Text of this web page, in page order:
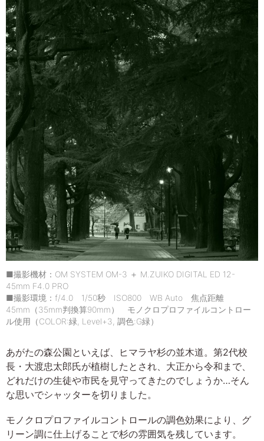
■撮影機材：OM SYSTEM OM-3 ＋ M.ZUIKO DIGITAL ED 12-
45mm F4.0 PRO
■撮影環境：f/4.0 1/50秒 ISO800 WB Auto 焦点距離
45mm（35mm判換算90mm） モノクロプロファイルコントロー
ル使用（COLOR:緑, Level+3, 調色:G緑）
あがたの森公園といえば、ヒマラヤ杉の並木道。第2代校
長・大渡忠太郎氏が植樹したとされ、大正から令和まで、
どれだけの生徒や市民を見守ってきたのでしょうか…そん
な思いでシャッターを切りました。
モノクロプロファイルコントロールの調色効果により、グ
リーン調に仕上げることで杉の雰囲気を残しています。